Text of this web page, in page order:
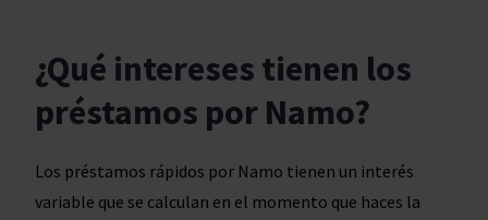
Los préstamos rápidos por Namo tienen un interés
variable que se calculan en el momento que haces la
¿Qué intereses tienen los
préstamos por Namo?